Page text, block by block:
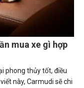
mua xe gì hợp
phong thủy tốt, điều
này, Carmudi sẽ chi